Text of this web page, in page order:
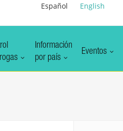
Español English
Información
por país
Eventos